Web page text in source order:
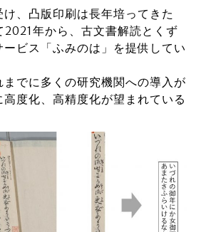
、凸版印刷は長年培ってきた
2021年から、古文書解読とくず
ービス「ふみのは」を提供してい
までに多くの研究機関への導入が
度化、高精度化が望まれている